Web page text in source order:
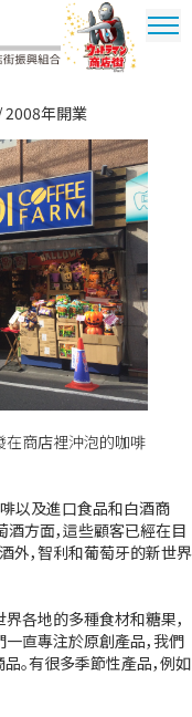
年開業
在商店裡沖泡的咖啡
以及進口食品和白酒商
方面，這些顧客已經在目
外，智利和葡萄牙的新世界
各地的多種食材和糖果，
一直專注於原創產品，我們
。有很多季節性產品，例如